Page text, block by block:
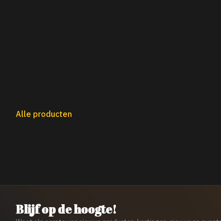
Alle producten
Blijf op de hoogte!